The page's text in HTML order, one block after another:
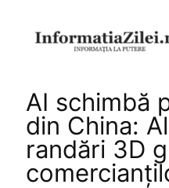
conținut
AI schimbă
din China:
randări 3D